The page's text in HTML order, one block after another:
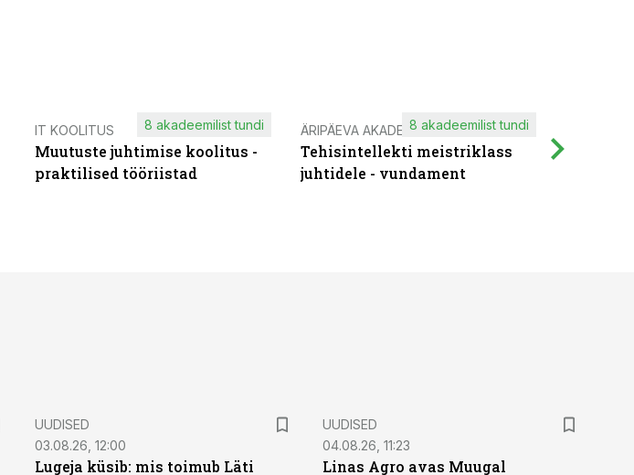
IT KOOLITUS
Muutuste juhtimise koolitus -
praktilised tööriistad
8 akadeemilist tundi ÄRIPÄEVA AKADEEMIA
Tehisintellekti meistriklass
juhtidele - vundament
8 akadeemilist tundi
UUDISED
03.08.26, 12:00
Lugeja küsib: mis toimub Läti
UUDISED
04.08.26, 11:23
Linas Agro avas Muugal